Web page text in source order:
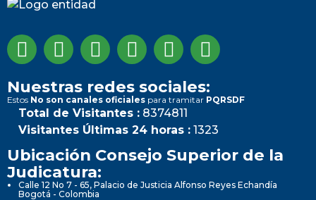
Nuestras redes sociales:
Estos No son canales oficiales para tramitar PQRSDF
Total de Visitantes : 8374811
Visitantes Últimas 24 horas : 1323
Ubicación Consejo Superior de la
Judicatura:
Calle 12 No 7 - 65, Palacio de Justicia Alfonso Reyes Echandía
Bogotá - Colombia